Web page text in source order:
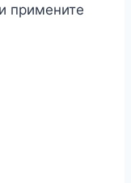
примените